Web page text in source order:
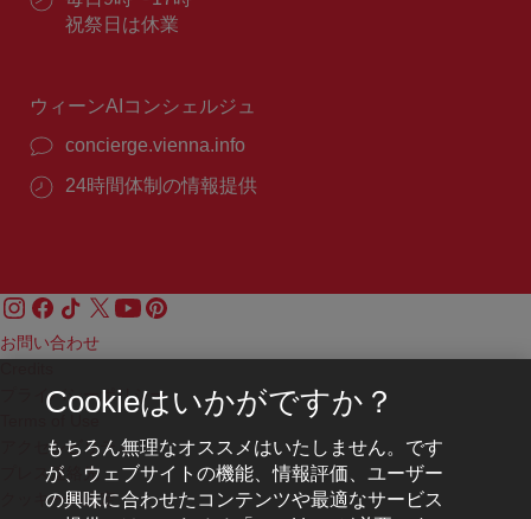
番
号：
業
祝祭日は休業
ウィーンAIコンシェルジュ
concierge.vienna.info
24時間体制の情報提供
お問い合わせ
プライバシーポリシー
アクセシビリティ
プレス連絡先
クッキーの設定
Cookieはいかがですか？
もちろん無理なオススメはいたしません。です
が、ウェブサイトの機能、情報評価、ユーザー
の興味に合わせたコンテンツや最適なサービス